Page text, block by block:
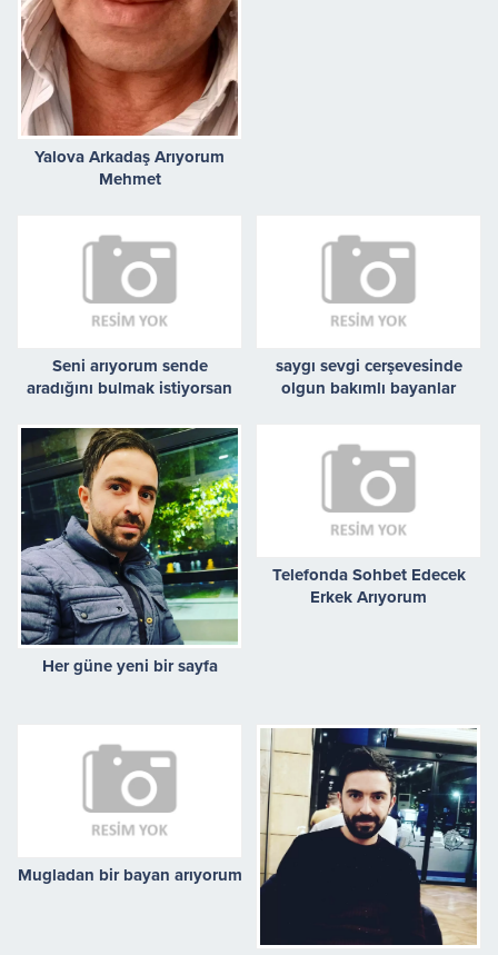
Yalova Arkadaş Arıyorum
Mehmet
Seni arıyorum sende
aradığını bulmak istiyorsan
saygı sevgi cerşevesinde
olgun bakımlı bayanlar
Her güne yeni bir sayfa
Telefonda Sohbet Edecek
Erkek Arıyorum
Mugladan bir bayan arıyorum